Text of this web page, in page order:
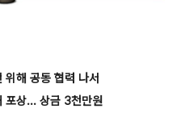
위해 공동 협력 나서
포상... 상금 3천만원